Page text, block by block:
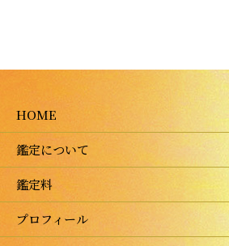
HOME
鑑定について
鑑定料
プロフィール